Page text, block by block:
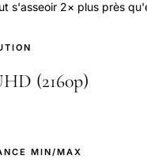
s'asseoir 2× plus près
MIN/MAX